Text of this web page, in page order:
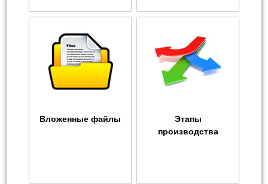
Вложенные файлы
Этапы
производства